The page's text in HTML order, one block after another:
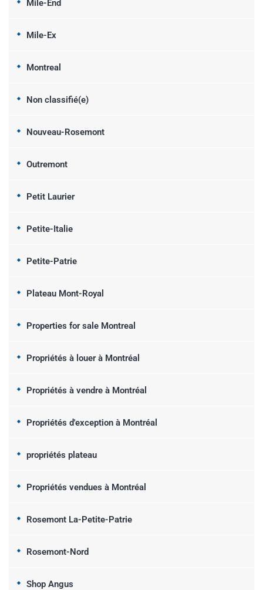
Mile-End
Mile-Ex
Montreal
Non classifié(e)
Nouveau-Rosemont
Outremont
Petit Laurier
Petite-Italie
Petite-Patrie
Plateau Mont-Royal
Properties for sale Montreal
Propriétés à louer à Montréal
Propriétés à vendre à Montréal
Propriétés d'exception à Montréal
propriétés plateau
Propriétés vendues à Montréal
Rosemont La-Petite-Patrie
Rosemont-Nord
Shop Angus